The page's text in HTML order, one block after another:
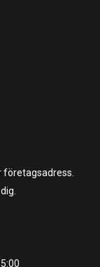
företagsadress.